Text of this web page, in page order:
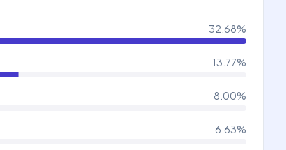
32.68%
13.77%
8.00%
6.63%